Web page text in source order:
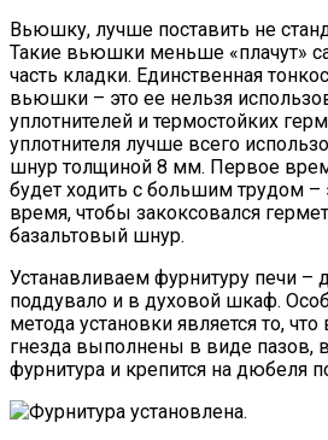
Вьюшку, лучше поставить не
Такие вьюшки меньше «плачут»
часть кладки. Единственная
вьюшки – это ее нельзя
уплотнителей и термостойких
уплотнителя лучше всего
шнур толщиной 8 мм. Первое
будет ходить с большим трудом
время, чтобы закоксовался
базальтовый шнур.
Устанавливаем фурнитуру печи –
поддувало и в духовой шкаф.
метода установки является то,
гнезда выполнены в виде пазов,
фурнитура и крепится на дюбеля